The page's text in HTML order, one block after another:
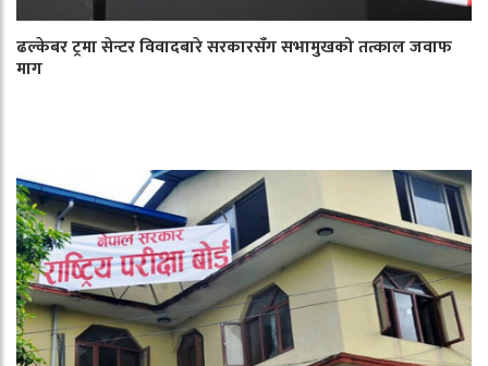
ढल्केबर ट्रमा सेन्टर विवादबारे सरकारसँग सभामुखको तत्काल जवाफ
माग